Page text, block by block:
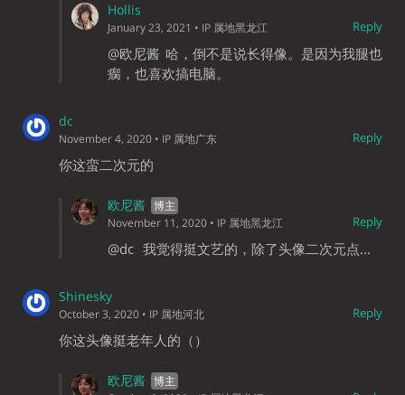
Hollis
Reply
January 23, 2021 • IP 属地黑龙江
@欧尼酱 哈，倒不是说长得像。是因为我腿也
瘸，也喜欢搞电脑。
dc
Reply
November 4, 2020 • IP 属地广东
你这蛮二次元的
欧尼酱
Reply
November 11, 2020 • IP 属地黑龙江
@dc 我觉得挺文艺的，除了头像二次元点...
Shinesky
Reply
October 3, 2020 • IP 属地河北
你这头像挺老年人的（）
欧尼酱